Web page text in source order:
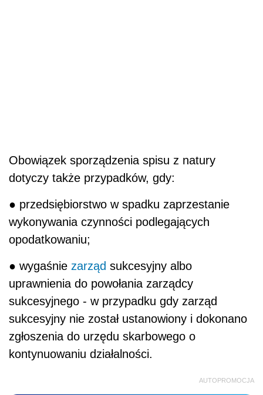
Obowiązek sporządzenia spisu z natury
dotyczy także przypadków, gdy:
● przedsiębiorstwo w spadku zaprzestanie
wykonywania czynności podlegających
opodatkowaniu;
● wygaśnie zarząd sukcesyjny albo
uprawnienia do powołania zarządcy
sukcesyjnego - w przypadku gdy zarząd
sukcesyjny nie został ustanowiony i dokonano
zgłoszenia do urzędu skarbowego o
kontynuowaniu działalności.
AUTOPROMOCJA